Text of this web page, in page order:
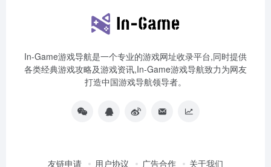
In-Game游戏导航是一个专业的游戏网址收录平台,同时提供
各类经典游戏攻略及游戏资讯,In-Game游戏导航致力为网友
打造中国游戏导航领导者。
友链申请 用户协议 广告合作 关于我们